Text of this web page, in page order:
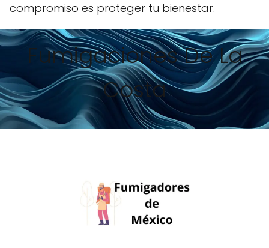
compromiso es proteger tu bienestar.
Fumigaciones De La
Costa